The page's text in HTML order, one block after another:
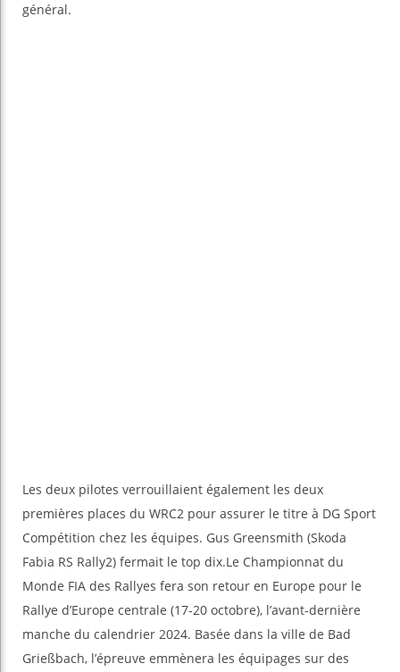
général.
Les deux pilotes verrouillaient également les deux
premières places du WRC2 pour assurer le titre à DG Sport
Compétition chez les équipes. Gus Greensmith (Skoda
Fabia RS Rally2) fermait le top dix.Le Championnat du
Monde FIA des Rallyes fera son retour en Europe pour le
Rallye d’Europe centrale (17-20 octobre), l’avant-dernière
manche du calendrier 2024. Basée dans la ville de Bad
Grießbach, l’épreuve emmènera les équipages sur des